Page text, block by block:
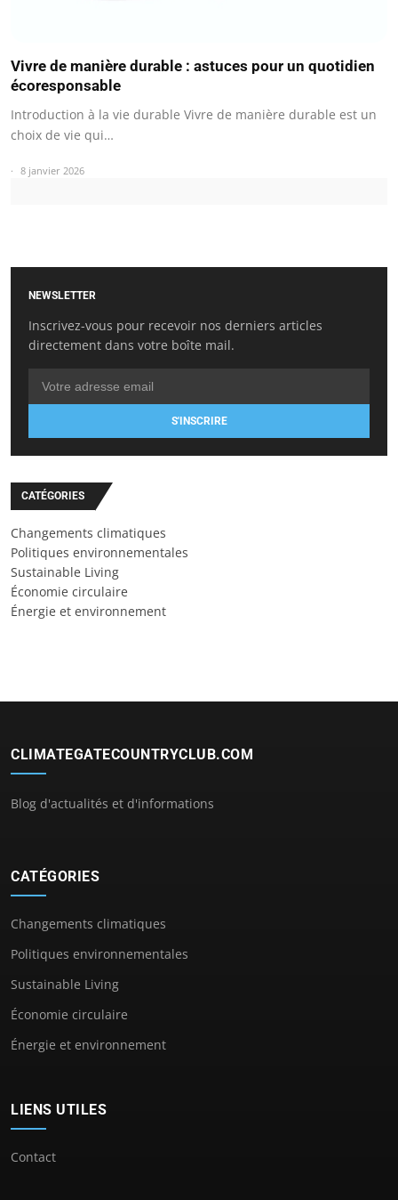
Vivre de manière durable : astuces pour un quotidien
écoresponsable
Introduction à la vie durable Vivre de manière durable est un
choix de vie qui…
8 janvier 2026
NEWSLETTER
Inscrivez-vous pour recevoir nos derniers articles
directement dans votre boîte mail.
S'INSCRIRE
CATÉGORIES
Changements climatiques
Politiques environnementales
Sustainable Living
Économie circulaire
Énergie et environnement
CLIMATEGATECOUNTRYCLUB.COM
Blog d'actualités et d'informations
CATÉGORIES
Changements climatiques
Politiques environnementales
Sustainable Living
Économie circulaire
Énergie et environnement
LIENS UTILES
Contact